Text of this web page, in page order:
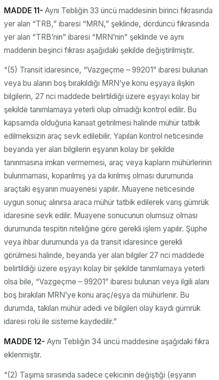
MADDE 11- Aynı Tebliğin 33 üncü maddesinin birinci fıkrasında
yer alan “TRB,” ibaresi “MRN,” şeklinde, dördüncü fıkrasında
yer alan “TRB’nin” ibaresi “MRN’nin” şeklinde ve aynı
maddenin beşinci fıkrası aşağıdaki şekilde değiştirilmiştir.
“(5) Transit idaresince, “Vazgeçme – 99201” ibaresi bulunan
veya bu alanın boş bırakıldığı MRN’ye konu eşyaya ilişkin
bilgilerin, 27 nci maddede belirtildiği üzere eşyayı kolay bir
şekilde tanımlamaya yeterli olup olmadığı kontrol edilir. Bu
kapsamda olduğuna kanaat getirilmesi halinde mühür tatbik
edilmeksizin araç sevk edilebilir. Yapılan kontrol neticesinde
beyanda yer alan bilgilerin eşyanın kolay bir şekilde
tanınmasına imkan vermemesi, araç veya kapların mühürlerinin
bulunmaması, koparılmış ya da kırılmış olması durumunda
araçtaki eşyanın muayenesi yapılır. Muayene neticesinde
uygun sonuç alınırsa araca mühür tatbik edilerek varış gümrük
idaresine sevk edilir. Muayene sonucunun olumsuz olması
durumunda tespitin niteliğine göre gerekli işlem yapılır. Şüphe
veya ihbar durumunda ya da transit idaresince gerekli
görülmesi halinde, beyanda yer alan bilgiler 27 nci maddede
belirtildiği üzere eşyayı kolay bir şekilde tanımlamaya yeterli
olsa bile, “Vazgeçme – 99201” ibaresi bulunan veya ilgili alanı
boş bırakılan MRN’ye konu araç/eşya da mühürlenir. Bu
durumda, takılan mühür adedi ve bilgileri olay kaydı gümrük
idaresi rolü ile sisteme kaydedilir.”
MADDE 12- Aynı Tebliğin 34 üncü maddesine aşağıdaki fıkra
eklenmiştir.
“(2) Taşıma sırasında sadece çekicinin değiştiği (eşyanın